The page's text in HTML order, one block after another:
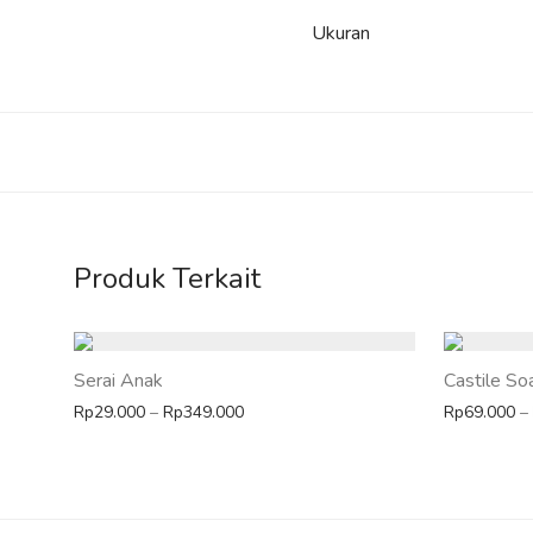
Ukuran
Produk Terkait
Serai Anak
Rp29.000 – Rp349.000Rentang harga: Rp29.000 hingga
Castile
Rp69.000 –